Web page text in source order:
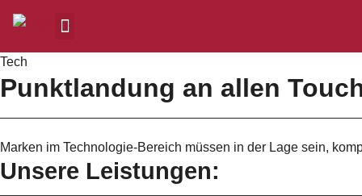
Tech
Punktlandung an allen
Marken im Technologie-Bereich müssen in der Lage sein,
Unsere Leistungen: